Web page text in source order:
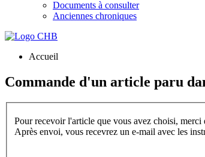
Documents à consulter
Anciennes chroniques
Accueil
Commande d'un article paru
Pour recevoir l'article que vous avez choisi,
Après envoi, vous recevrez un e-mail avec les